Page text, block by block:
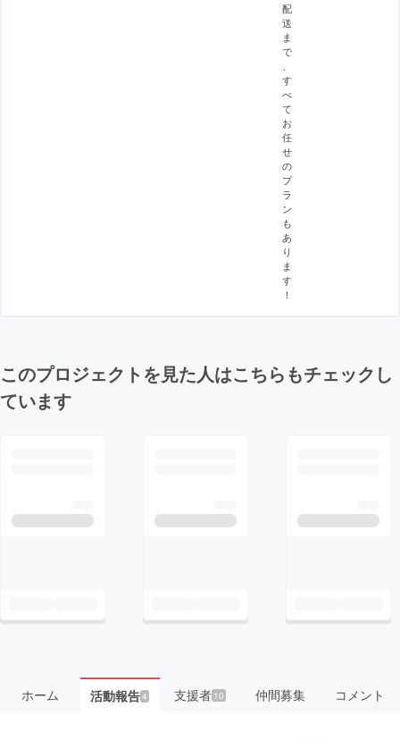
配
送
ま
で
す
べ
て
お
任
せ
の
プ
ラ
ン
も
あ
り
ま
す
！
このプロジェクトを見た人はこちらもチェックし
ています
ホーム 活動報告4 支援者 10 仲間募集 コメント